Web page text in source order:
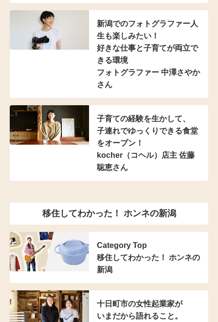
新潟でのフォトグラファー人
生も楽しみたい！
好きな仕事と子育てが両立で
きる環境
フォトグラファー 中澤さやか
さん
子育ての経験を生かして、
子連れでゆっくりできる食堂
をオープン！
kocher（コヘル）店主 佐藤
聡恵さん
移住してわかった！ ホンネの新潟
Category Top
移住してわかった！ ホンネの
新潟
十日町市の女性起業家が
いまだから語れること。